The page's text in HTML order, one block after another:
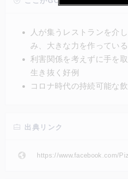
など、レストランを通して地
て機能している。
人が集うレストランを介
み、大きな力を作っている
利害関係を考えずに手を
生き抜く好例
コロナ時代の持続可能な
出典リンク
https://www.facebook.com/